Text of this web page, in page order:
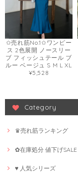
✩売れ筋No.1✩ワンピー
ス 2色展開 ノースリー
ブ フィッシュテール ブ
ルー ベージュ S M L XL
¥5,528
Category
♛売れ筋ランキング
✿在庫処分 値下げSALE
♥ 人気シリーズ